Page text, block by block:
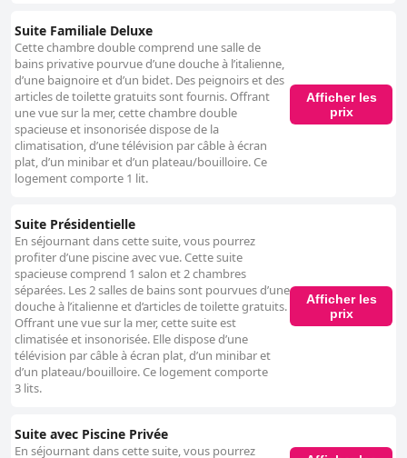
Suite Familiale Deluxe
Cette chambre double comprend une salle de
bains privative pourvue d’une douche à l’italienne,
d’une baignoire et d’un bidet. Des peignoirs et des
articles de toilette gratuits sont fournis. Offrant
une vue sur la mer, cette chambre double
spacieuse et insonorisée dispose de la
climatisation, d’une télévision par câble à écran
plat, d’un minibar et d’un plateau/bouilloire. Ce
logement comporte 1 lit.
Afficher les
prix
Suite Présidentielle
En séjournant dans cette suite, vous pourrez
profiter d’une piscine avec vue. Cette suite
spacieuse comprend 1 salon et 2 chambres
séparées. Les 2 salles de bains sont pourvues d’une
douche à l’italienne et d’articles de toilette gratuits.
Offrant une vue sur la mer, cette suite est
climatisée et insonorisée. Elle dispose d’une
télévision par câble à écran plat, d’un minibar et
d’un plateau/bouilloire. Ce logement comporte
3 lits.
Afficher les
prix
Suite avec Piscine Privée
En séjournant dans cette suite, vous pourrez